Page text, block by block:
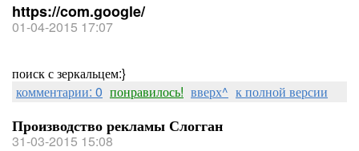
https://com.google/
01-04-2015 17:07
поиск с зеркальцем:}
комментарии: 0 понравилось! вверх^ к полной версии
Производство рекламы Слогган
31-03-2015 15:08